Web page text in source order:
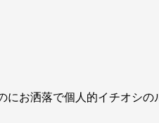
お洒落で個人的イチオシの